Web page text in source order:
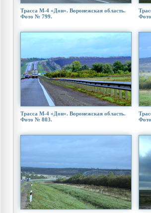
Трасса М-4 «Дон». Воронежская область.
Фото № 799.
Трасса М-4 «Дон». Воронежская область.
Фото № 803.